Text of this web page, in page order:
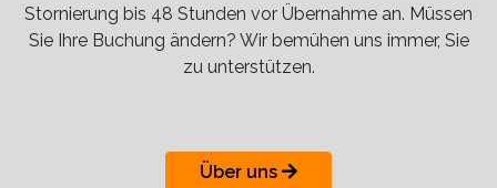
Stornierung bis 48 Stunden vor Übernahme an. Müssen
Sie Ihre Buchung ändern? Wir bemühen uns immer, Sie
zu unterstützen.
Über uns